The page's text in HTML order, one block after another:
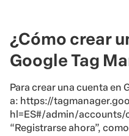
¿Cómo crear
Google Tag
Para crear una cuenta en
a: https://
hl=ES#/admin/accounts/
“Registrarse ahora”,